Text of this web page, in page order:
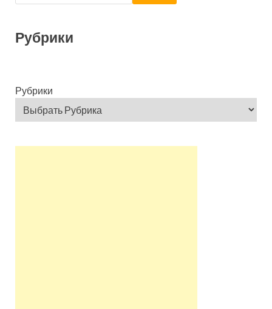
Рубрики
Рубрики